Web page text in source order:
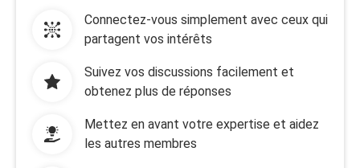
Connectez-vous simplement avec ceux qui
partagent vos intérêts
Suivez vos discussions facilement et
obtenez plus de réponses
Mettez en avant votre expertise et aidez
les autres membres